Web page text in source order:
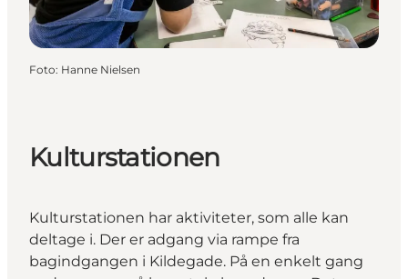
Foto: Hanne Nielsen
Kulturstationen
Kulturstationen har aktiviteter, som alle kan
deltage i. Der er adgang via rampe fra
bagindgangen i Kildegade. På en enkelt gang